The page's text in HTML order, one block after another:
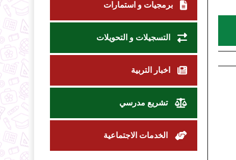
برمجيات و استمارات
التسجيلات و التحويلات
اخبار التربية
تشريع مدرسي
الخدمات الاجتماعية